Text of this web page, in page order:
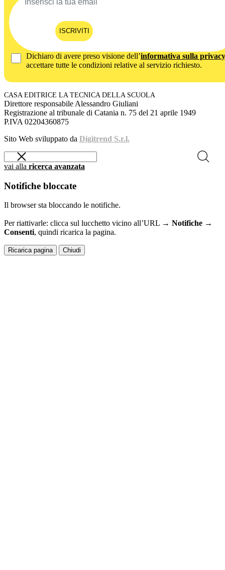
ISCRIVITI
Dichiaro di avere preso visione dell’informativa sulla privacy
accettare tutte le condizioni relative al servizio richiesto.
CASA EDITRICE LA TECNICA DELLA SCUOLA
Direttore responsabile Alessandro Giuliani
Registrazione al tribunale di Catania n. 75 del 21 aprile 1949
P.IVA 02204360875
Sito Web sviluppato da Digitrend S.r.l.
vai alla ricerca avanzata
Notifiche bloccate
Il browser sta bloccando le notifiche.
Per riattivarle: clicca sul lucchetto vicino all’URL → Notifiche →
Consenti, quindi ricarica la pagina.
Ricarica pagina Chiudi